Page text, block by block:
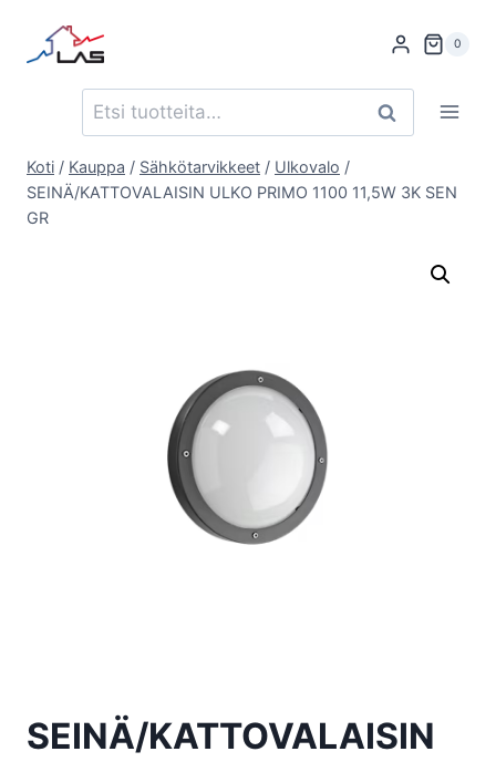
sisältöön
0
Etsi: Haku
Koti / Kauppa / Sähkötarvikkeet / Ulkovalo /
SEINÄ/KATTOVALAISIN ULKO PRIMO 1100 11,5W 3K SEN
GR
SEINÄ/KATTOVALAISIN